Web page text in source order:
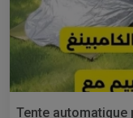
Tente automatique